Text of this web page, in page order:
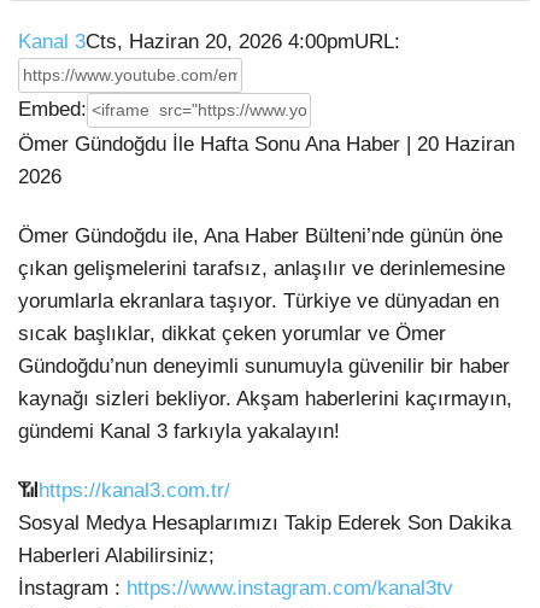
Kanal 3Cts, Haziran 20, 2026 4:00pmURL:
Embed:
Ömer Gündoğdu İle Hafta Sonu Ana Haber | 20 Haziran
2026
Ömer Gündoğdu ile, Ana Haber Bülteni’nde günün öne
çıkan gelişmelerini tarafsız, anlaşılır ve derinlemesine
yorumlarla ekranlara taşıyor. Türkiye ve dünyadan en
sıcak başlıklar, dikkat çeken yorumlar ve Ömer
Gündoğdu’nun deneyimli sunumuyla güvenilir bir haber
kaynağı sizleri bekliyor. Akşam haberlerini kaçırmayın,
gündemi Kanal 3 farkıyla yakalayın!
📶 https://kanal3.com.tr/
Sosyal Medya Hesaplarımızı Takip Ederek Son Dakika
Haberleri Alabilirsiniz;
İnstagram : https://www.instagram.com/kanal3tv